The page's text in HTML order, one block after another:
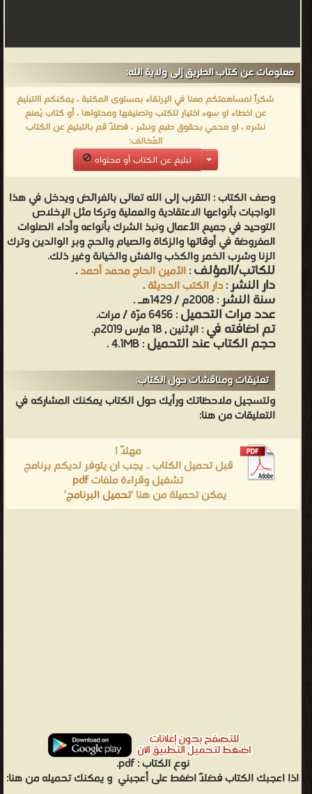
معلومات عن كتاب الطريق إلى ولاية الله:
شكراً لمساهمتكم معنا في الإرتقاء بمستوى المكتبة ، يمكنكم االتبليغ
عن اخطاء او سوء اختيار للكتب وتصنيفها ومحتواها ، أو كتاب يُمنع
نشره ، او محمي بحقوق طبع ونشر ، فضلاً قم بالتبليغ عن الكتاب
المُخالف:
تبليغ عن الكتاب أو محتواه
وصف الكتاب :التقرب إلى الله تعالى بالفرائض ويدخل في هذا
الواجبات بأنواعها الاعتقادية والعملية وتركا مثل الإخلاص
التوحيد في جميع الأعمال ونبذ الشرك بأنواعه وأداء الصلوات
المفروضة في أوقاتها والزكاة والصيام والحج وبر الوالدين وترك
الزنا وشرب الخمر والكذب والغش والخيانة وغير ذلك.
للكاتب/المؤلف:الأمين الحاج محمد أحمد.
دار النشر:دار الكتب الحديثة.
سنة النشر: 2008م / 1429هـ .
عدد مرات التحميل: 6456 مرّة / مرات.
تم اضافته في: الإثنين , 18 مارس 2019م.
حجم الكتاب عند التحميل: 4.1MB .
تعليقات ومناقشات حول الكتاب:
ولتسجيل ملاحظاتك ورأيك حول الكتاب يمكنك المشاركه في
التعليقات من هنا:
مهلاً !
قبل تحميل الكتاب .. يجب ان يتوفر لديكم برنامج
تشغيل وقراءة ملفاتpdf
يمكن تحميلة من هنا 'تحميل البرنامج'
نوع الكتاب :pdf.
اذا اعجبك الكتاب فضلاً اضغط على أعجبني و يمكنك تحميله من هنا: